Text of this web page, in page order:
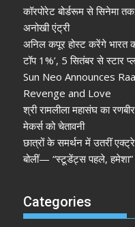
कॉरपोरेट बोर्डरूम से सिनेमा
अनोखी एंट्री
अनिल कपूर होस्ट करेंगे भारत
टॉप 1%’, 5 सितंबर से स्टार
Sun Neo Announces
Revenge and Love
श्री रामलीला महासंघ का
मेकर्स को चेतावनी
छात्रों के समर्थन में उतरीं
बोलीं— “स्टूडेंट्स पहले, हमेशा”
Categories